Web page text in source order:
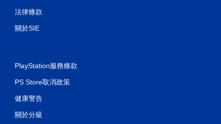
法律條款
關於SIE
PlayStation服務條款
PS Store取消政策
健康警告
關於分級